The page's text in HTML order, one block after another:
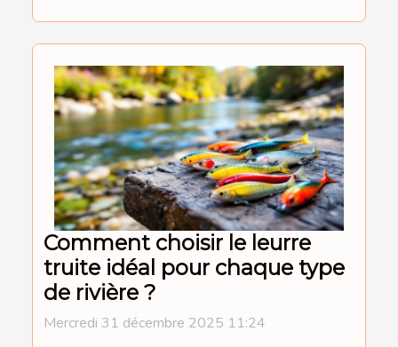
Comment choisir le leurre
truite idéal pour chaque type
de rivière ?
Mercredi 31 décembre 2025 11:24